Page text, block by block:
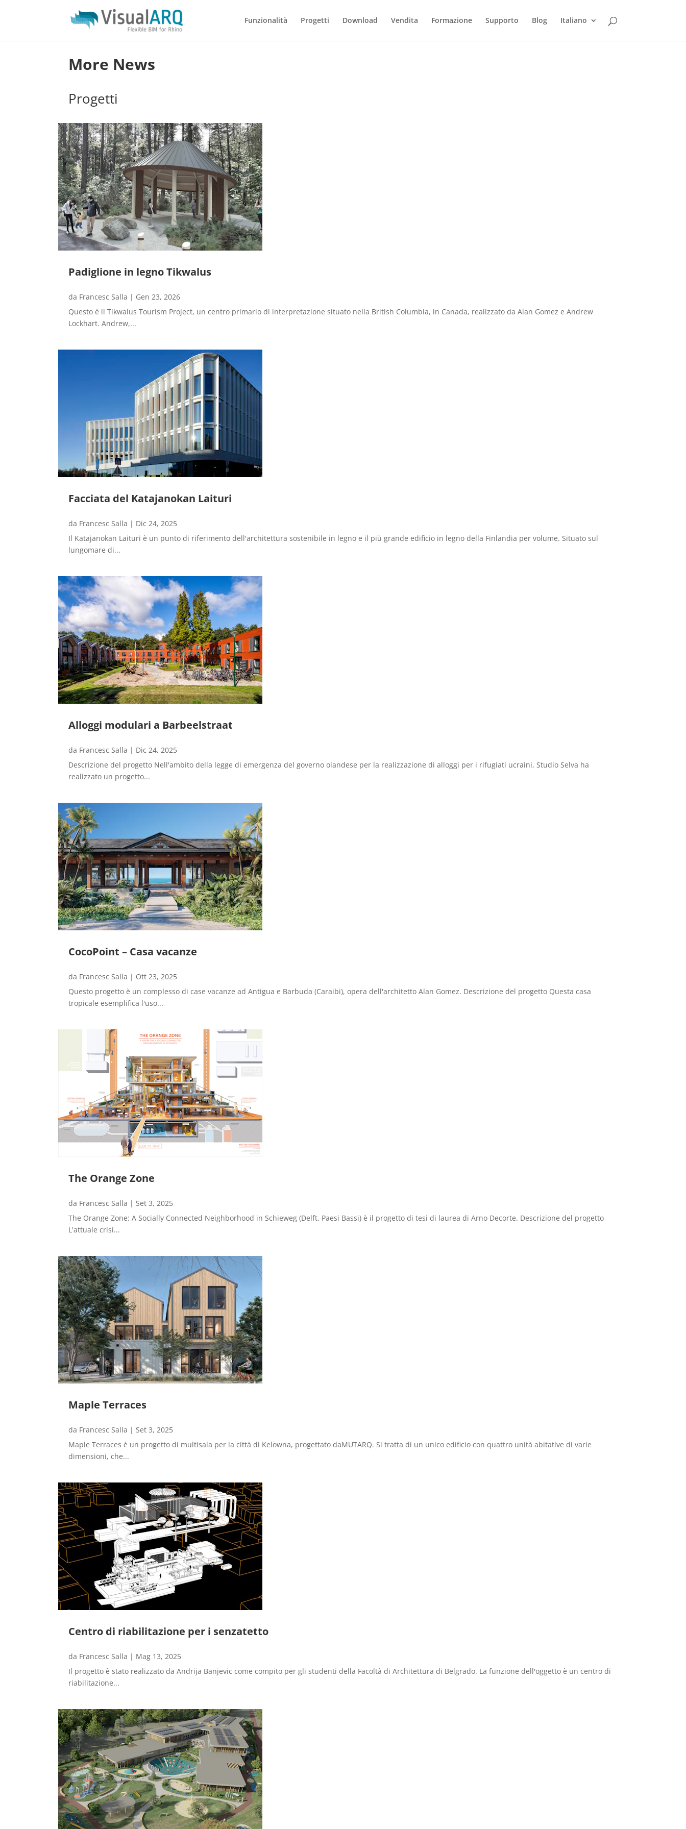
Funzionalità Progetti Download Vendita Formazione Supporto Blog Italiano
More News
Progetti
Padiglione in legno Tikwalus
da Francesc Salla | Gen 23, 2026
Questo è il Tikwalus Tourism Project, un centro primario di interpretazione situato nella British Columbia, in Canada, realizzato da Alan Gomez e Andrew
Lockhart. Andrew,...
Facciata del Katajanokan Laituri
da Francesc Salla | Dic 24, 2025
Il Katajanokan Laituri è un punto di riferimento dell'architettura sostenibile in legno e il più grande edificio in legno della Finlandia per volume. Situato sul
lungomare di...
Alloggi modulari a Barbeelstraat
da Francesc Salla | Dic 24, 2025
Descrizione del progetto Nell'ambito della legge di emergenza del governo olandese per la realizzazione di alloggi per i rifugiati ucraini, Studio Selva ha
realizzato un progetto...
CocoPoint – Casa vacanze
da Francesc Salla | Ott 23, 2025
Questo progetto è un complesso di case vacanze ad Antigua e Barbuda (Caraibi), opera dell'architetto Alan Gomez. Descrizione del progetto Questa casa
tropicale esemplifica l'uso...
The Orange Zone
da Francesc Salla |Set 3, 2025
The Orange Zone: A Socially Connected Neighborhood in Schieweg (Delft, Paesi Bassi) è il progetto di tesi di laurea di Arno Decorte. Descrizione del progetto
L'attuale crisi...
Maple Terraces
da Francesc Salla |Set 3, 2025
Maple Terraces è un progetto di multisala per la città di Kelowna, progettato daMUTARQ. Si tratta di un unico edificio con quattro unità abitative di varie
dimensioni, che...
Centro di riabilitazione per i senzatetto
da Francesc Salla | Mag 13, 2025
Il progetto è stato realizzato da Andrija Banjevic come compito per gli studenti della Facoltà di Architettura di Belgrado. La funzione dell'oggetto è un centro di
riabilitazione...